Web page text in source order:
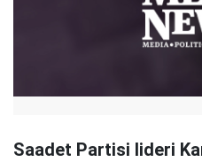
Saadet Partisi lideri